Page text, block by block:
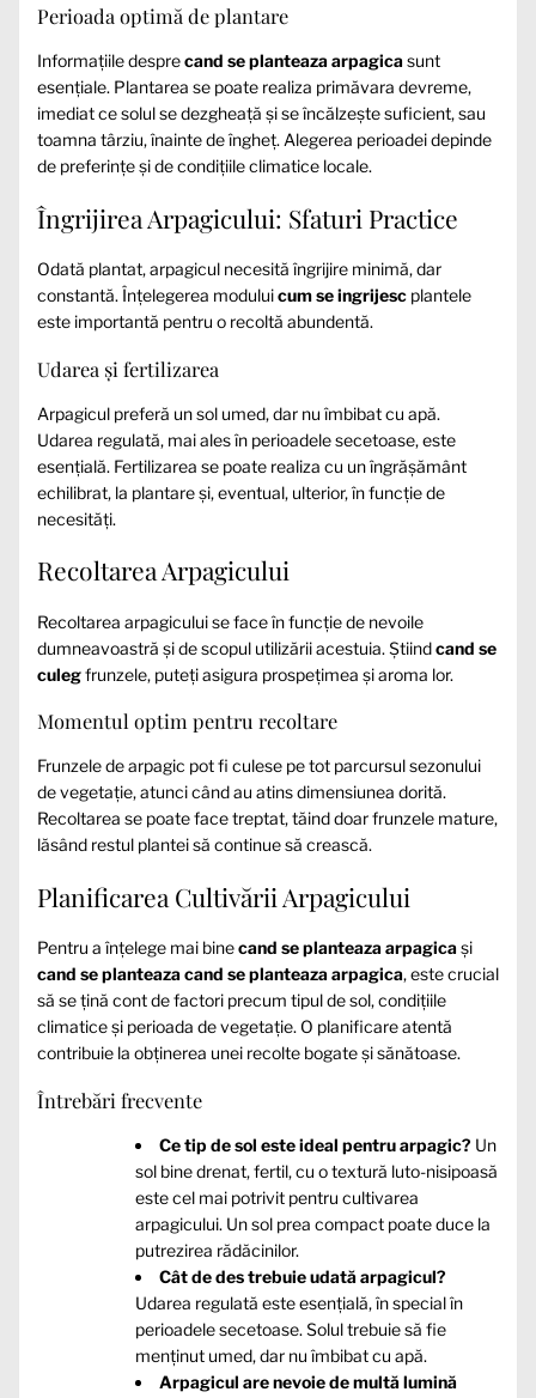
Perioada optimă de plantare
Informațiile desprecand se planteaza arpagicasunt
esențiale. Plantarea se poate realiza primăvara devreme,
imediat ce solul se dezgheață și se încălzește suficient, sau
toamna târziu, înainte de îngheț. Alegerea perioadei depinde
de preferințe și de condițiile climatice locale.
Îngrijirea Arpagicului: Sfaturi Practice
Odată plantat, arpagicul necesită îngrijire minimă, dar
constantă. Înțelegerea moduluicum se ingrijesc plantele
este importantă pentru o recoltă abundentă.
Udarea și fertilizarea
Arpagicul preferă un sol umed, dar nu îmbibat cu apă.
Udarea regulată, mai ales în perioadele secetoase, este
esențială. Fertilizarea se poate realiza cu un îngrășământ
echilibrat, la plantare și, eventual, ulterior, în funcție de
necesități.
Recoltarea Arpagicului
Recoltarea arpagicului se face în funcție de nevoile
dumneavoastră și de scopul utilizării acestuia. Știindcand se
culegfrunzele, puteți asigura prospețimea și aroma lor.
Momentul optim pentru recoltare
Frunzele de arpagic pot fi culese pe tot parcursul sezonului
de vegetație, atunci când au atins dimensiunea dorită.
Recoltarea se poate face treptat, tăind doar frunzele mature,
lăsând restul plantei să continue să crească.
Planificarea Cultivării Arpagicului
Pentru a înțelege mai binecand se planteaza arpagicași
cand se planteaza cand se planteaza arpagica, este crucial
să se țină cont de factori precum tipul de sol, condițiile
climatice și perioada de vegetație. O planificare atentă
contribuie la obținerea unei recolte bogate și sănătoase.
Întrebări frecvente
Ce tip de sol este ideal pentru arpagic? Un
sol bine drenat, fertil, cu o textură luto-nisipoasă
este cel mai potrivit pentru cultivarea
arpagicului. Un sol prea compact poate duce la
putrezirea rădăcinilor.
Cât de des trebuie udată arpagicul?
Udarea regulată este esențială, în special în
perioadele secetoase. Solul trebuie să fie
menținut umed, dar nu îmbibat cu apă.
Arpagicul are nevoie de multă lumină